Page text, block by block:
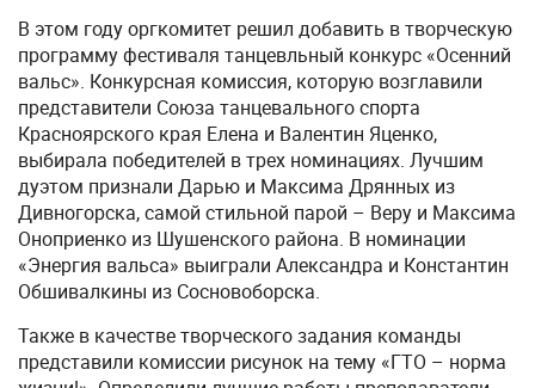
В этом году оргкомитет решил добавить в творческую
программу фестиваля танцевльный конкурс «Осенний
вальс». Конкурсная комиссия, которую возглавили
представители Союза танцевального спорта
Красноярского края Елена и Валентин Яценко,
выбирала победителей в трех номинациях. Лучшим
дуэтом признали Дарью и Максима Дрянных из
Дивногорска, самой стильной парой – Веру и Максима
Оноприенко из Шушенского района. В номинации
«Энергия вальса» выиграли Александра и Константин
Обшивалкины из Сосновоборска.
Также в качестве творческого задания команды
представили комиссии рисунок на тему «ГТО – норма